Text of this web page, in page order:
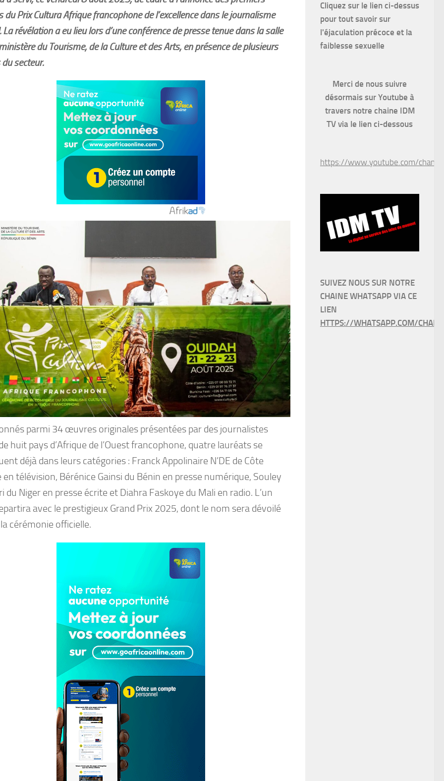
du Prix Cultura Afrique francophone de l’excellence dans le journalisme
La révélation a eu lieu lors d’une conférence de presse tenue dans la salle
du Tourisme, de la Culture et des Arts, en présence de plusieurs
secteur.
parmi 34 œuvres originales présentées par des journalistes
huit pays d’Afrique de l’Ouest francophone, quatre lauréats se
déjà dans leurs catégories : Franck Appolinaire N’DE de Côte
en télévision, Bérénice Gainsi du Bénin en presse numérique, Souley
du Niger en presse écrite et Diahra Faskoye du Mali en radio. L’un
avec le prestigieux Grand Prix 2025, dont le nom sera dévoilé
cérémonie officielle.
Cliquez sur le lien ci-dessus
pour tout savoir sur
l'éjaculation précoce et la
faiblesse sexuelle
Merci de nous suivre
désormais sur Youtube à
travers notre chaine IDM
TV via le lien ci-dessous
https://www.youtube.com/
SUIVEZ NOUS SUR NOTRE
CHAINE WHATSAPP VIA CE
LIEN
HTTPS://WHATSAPP.COM/